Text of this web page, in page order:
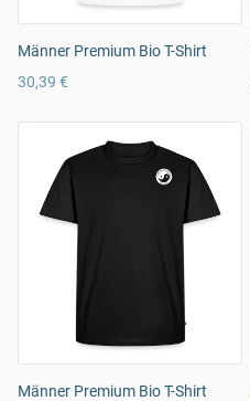
Männer Premium Bio T-Shirt
30,39 €
Männer Premium Bio T-Shirt